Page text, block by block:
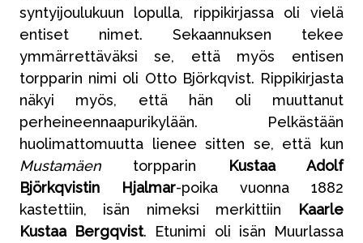
syntyijoulukuun lopulla, rippikirjassa oli vielä
entiset nimet. Sekaannuksen tekee
ymmärrettäväksi se, että myös entisen
torpparin nimi oli Otto Björkqvist. Rippikirjasta
näkyi myös, että hän oli muuttanut
perheineennaapurikylään. Pelkästään
huolimattomuutta lienee sitten se, että kun
Mustamäen torpparin
Kustaa Adolf
Björkqvistin Hjalmar-poika vuonna 1882
kastettiin, isän nimeksi merkittiin Kaarle
Kustaa Bergqvist. Etunimi oli isän Muurlassa